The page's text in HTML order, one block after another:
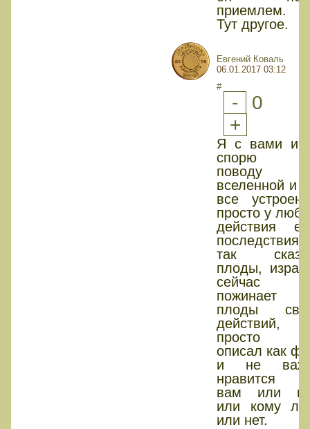
приемлем.
Тут другое.
Евгений Коваль
06.01.2017 03:12
#
-
0
+
Я с вами и
спорю
поводу
вселенной и
все
просто у
действия
так
плоды,
сейчас
пожинает
плоды
действий,
просто
описал как
и не
нравится
вам или
или кому
или нет.